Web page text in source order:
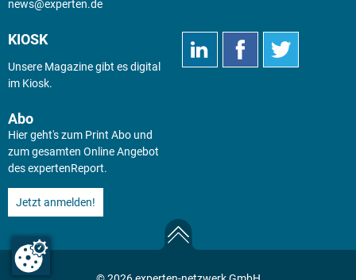
news@experten.de
KIOSK
Unsere Magazine gibt es digital
im Kiosk.
Abo
Hier geht's zum Print Abo und
zum gesamten Online Angebot
des expertenReport.
Jetzt anmelden!